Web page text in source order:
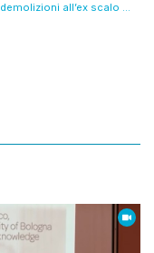
Partite le demolizioni all’ex scalo Ravone, verso il Parco della memoria. VIDEO